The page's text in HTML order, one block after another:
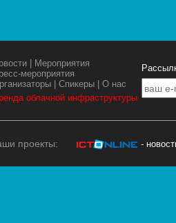
Мероприятия
мероприятия
|Спикеры |О нас
облачной инфраструктуры
проекты: -